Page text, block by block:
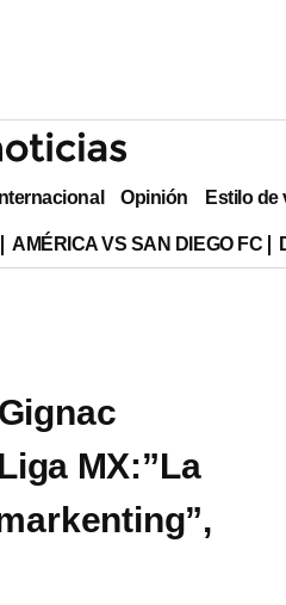
Internacional Opinión Estilo de
AMÉRICA VS SAN DIEGO FC
MX:”La